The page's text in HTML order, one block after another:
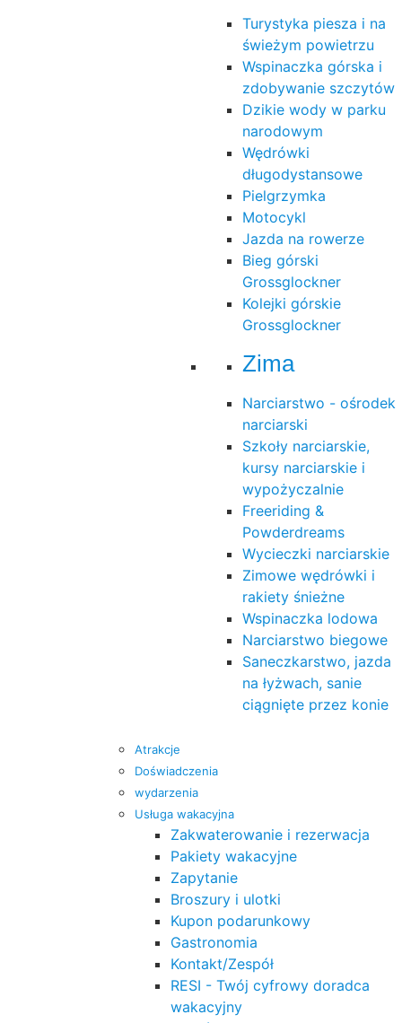
Turystyka piesza i na
świeżym powietrzu
Wspinaczka górska i
zdobywanie szczytów
Dzikie wody w parku
narodowym
Wędrówki
długodystansowe
Pielgrzymka
Motocykl
Jazda na rowerze
Bieg górski
Grossglockner
Kolejki górskie
Grossglockner
Zima
Narciarstwo - ośrodek
narciarski
Szkoły narciarskie,
kursy narciarskie i
wypożyczalnie
Freeriding &
Powderdreams
Wycieczki narciarskie
Zimowe wędrówki i
rakiety śnieżne
Wspinaczka lodowa
Narciarstwo biegowe
Saneczkarstwo, jazda
na łyżwach, sanie
ciągnięte przez konie
Atrakcje
Doświadczenia
wydarzenia
Usługa wakacyjna
Zakwaterowanie i rezerwacja
Pakiety wakacyjne
Zapytanie
Broszury i ulotki
Kupon podarunkowy
Gastronomia
Kontakt/Zespół
RESI - Twój cyfrowy doradca
wakacyjny